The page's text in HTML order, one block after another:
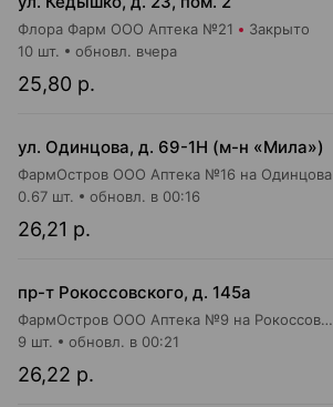
Флора Фарм ООО Аптека №21 Закрыто
25,80 р.
10 шт. обновл. вчера
ул. Одинцова, д. 69-1Н (м-н «Мила»)
ФармОстров ООО Аптека №16 на Одинцова
26,21 р.
0.67 шт. обновл. в 00:16
пр-т Рокоссовского, д. 145а
ФармОстров ООО Аптека №9 на Рокоссовского
26,22 р.
9 шт. обновл. в 00:21